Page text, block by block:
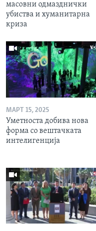
масовни одмазднички
убиства и хуманитарна
криза
МАРТ 15, 2025
Уметноста добива нова
форма со вештачката
интелигенција